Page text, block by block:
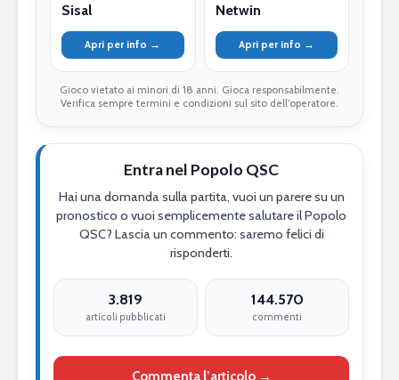
Sisal
Apri per info →
Netwin
Apri per info →
Gioco vietato ai minori di 18 anni. Gioca responsabilmente.
Verifica sempre termini e condizioni sul sito dell’operatore.
Entra nel Popolo QSC
Hai una domanda sulla partita, vuoi un parere su un
pronostico o vuoi semplicemente salutare il Popolo
QSC? Lascia un commento: saremo felici di
risponderti.
3.819
articoli pubblicati
144.570
commenti
Commenta l’articolo →